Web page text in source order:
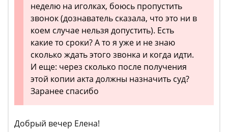
неделю на иголках, боюсь пропустить
звонок (дознаватель сказала, что это ни в
коем случае нельзя допустить). Есть
какие то сроки? А то я уже и не знаю
сколько ждать этого звонка и когда идти.
И еще: через сколько после получения
этой копии акта должны назначить суд?
Заранее спасибо
Добрый вечер Елена!